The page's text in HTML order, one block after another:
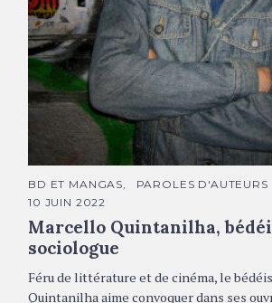
Marcello Quintanilha © L. de Oliveira
C
T
É
G
O
R
E
BD ET MANGAS
PAROLES D'AUTEURS
10 JUIN 2022
Marcello Quintanilha,
sociologue
Féru de littérature et de cinéma, le
Quintanilha aime convoquer dans ses